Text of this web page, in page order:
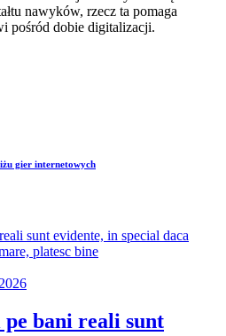
nawyków, rzecz ta pomaga
pośród dobie digitalizacji.
gier internetowych
bani reali sunt